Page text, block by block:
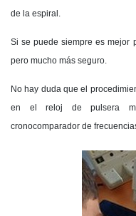
de la espiral.
Si se puede siempre es mejor
pero mucho más seguro.
No hay duda que el
en el reloj de pulsera
cronocomparador de